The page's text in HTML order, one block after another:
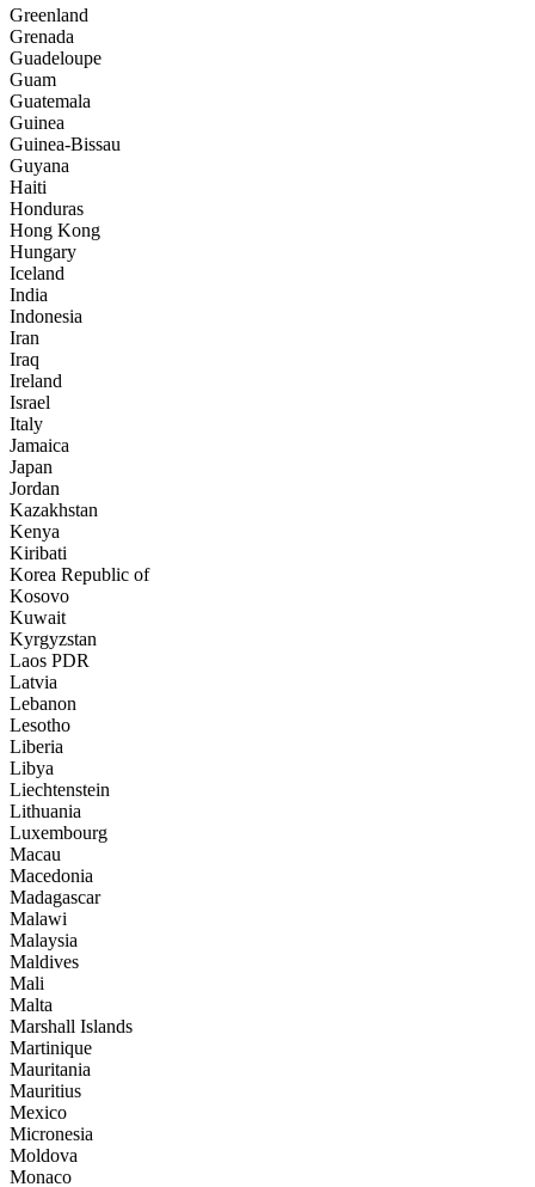
Greenland
Grenada
Guadeloupe
Guam
Guatemala
Guinea
Guinea-Bissau
Guyana
Haiti
Honduras
Hong Kong
Hungary
Iceland
India
Indonesia
Iran
Iraq
Ireland
Israel
Italy
Jamaica
Japan
Jordan
Kazakhstan
Kenya
Kiribati
Korea Republic of
Kosovo
Kuwait
Kyrgyzstan
Laos PDR
Latvia
Lebanon
Lesotho
Liberia
Libya
Liechtenstein
Lithuania
Luxembourg
Macau
Macedonia
Madagascar
Malawi
Malaysia
Maldives
Mali
Malta
Marshall Islands
Martinique
Mauritania
Mauritius
Mexico
Micronesia
Moldova
Monaco